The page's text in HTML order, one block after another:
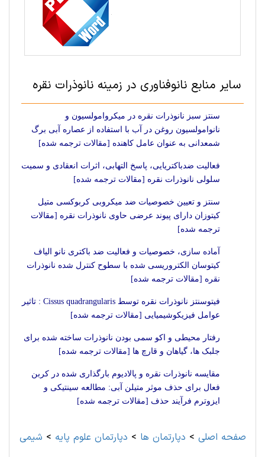
سایر منابع نانوفناوری در زمینه نانوذرات نقره
سنتز سبز نانوذرات نقره در میکروامولسیون و
نانوامولسیون روغن در آب با استفاده از عصاره آبی برگ
شمعدانی به عنوان عامل کاهنده [مقالات ترجمه شده]
فعالیت ضدباکتریایی، پاسخ التهابی، اثرات انعقادی و سمیت
سلولی نانوذرات نقره [مقالات ترجمه شده]
سنتز و تعیین خصوصیات ضد میکروبی کربوکسی متیل
کیتوزان دارای پیوند عرضی حاوی نانوذرات نقره [مقالات
ترجمه شده]
آماده سازی، خصوصیات و فعالیت ضد باکتری نانو الیاف
کیتوسان الکتروریسی شده با سطوح کنترل شده نانوذرات
نقره [مقالات ترجمه شده]
فیتوسنتز نانوذرات نقره توسط Cissus quadrangularis : تاثیر
عوامل فیزیکوشیمیایی [مقالات ترجمه شده]
رفتار محیطی و اکو سمی بودن نانوذرات ساخته شده برای
جلبک ها، گیاهان و قارچ ها [مقالات ترجمه شده]
مقایسه نانوذرات نقره و پالادیوم بارگذاری شده در کربن
فعال برای حذف موثر متیلن آبی: مطالعه سینتیکی و
ایزوترم فرآیند حذف [مقالات ترجمه شده]
صفحه اصلی > دپارتمان ها > دپارتمان علوم پايه > شيمی